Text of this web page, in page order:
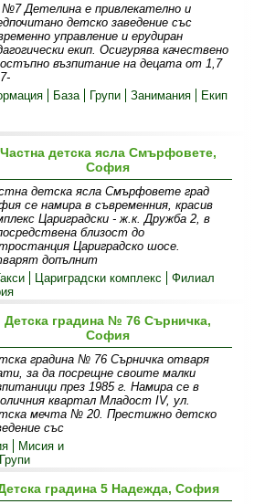
Детелина е привлекателно и
детско заведение със
управление и ерудиран
екип. Осигурява качествено
възпитание на децата от 1,7
База Групи Занимания Екип
Частна детска ясла Смърфовете,
София
детска ясла Смърфовете град
се намира в съвременния, красив
Цариградски - ж.к. Дружба 2, в
близост до
Цариградско шосе.
допълнит
Цариградски комплекс
Филиал
Детска градина № 76 Сърничка,
София
градина № 76 Сърничка отваря
за да посрещне своите малки
през 1985 г. Намира се в
квартал Младост IV, ул.
мечта № 20. Престижно детско
със
Мисия и
Групи
градина 5 Надежда, София